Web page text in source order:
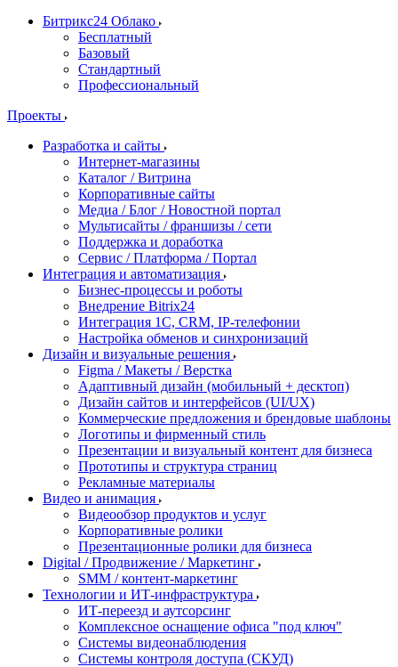
Битрикс24 Облако
Бесплатный
Базовый
Стандартный
Профессиональный
Проекты
Разработка и сайты
Интернет-магазины
Каталог / Витрина
Корпоративные сайты
Медиа / Блог / Новостной портал
Мультисайты / франшизы / сети
Поддержка и доработка
Сервис / Платформа / Портал
Интеграция и автоматизация
Бизнес-процессы и роботы
Внедрение Bitrix24
Интеграция 1С, CRM, IP-телефонии
Настройка обменов и синхронизаций
Дизайн и визуальные решения
Figma / Макеты / Верстка
Адаптивный дизайн (мобильный + десктоп)
Дизайн сайтов и интерфейсов (UI/UX)
Коммерческие предложения и брендовые шаблоны
Логотипы и фирменный стиль
Презентации и визуальный контент для бизнеса
Прототипы и структура страниц
Рекламные материалы
Видео и анимация
Видеообзор продуктов и услуг
Корпоративные ролики
Презентационные ролики для бизнеса
Digital / Продвижение / Маркетинг
SMM / контент-маркетинг
Технологии и ИТ-инфраструктура
ИТ-переезд и аутсорсинг
Комплексное оснащение офиса "под ключ"
Системы видеонаблюдения
Системы контроля доступа (СКУД)